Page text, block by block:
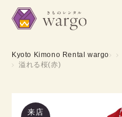
Kyoto Kimono Rental wargo
溢れる桜(赤)
来店